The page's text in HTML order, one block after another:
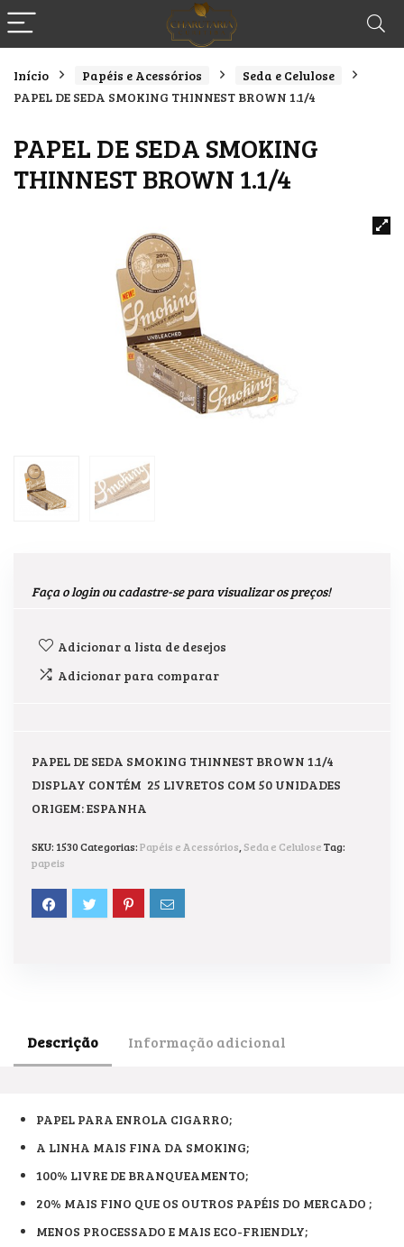
Início Papéis e Acessórios
Seda e Celulose
PAPEL DE SEDA SMOKING THINNEST BROWN 1.1/4
PAPEL DE SEDA SMOKING
THINNEST BROWN 1.1/4
Faça o login ou cadastre-se para visualizar os preços!
Adicionar a lista de desejos
Adicionar para comparar
PAPEL DE SEDA SMOKING THINNEST BROWN 1.1/4
DISPLAY CONTÉM 25 LIVRETOS COM 50 UNIDADES
ORIGEM: ESPANHA
SKU: 1530Categorias:Papéis e Acessórios Seda e CeluloseTag:
papeis
Descrição Informação adicional
PAPEL PARA ENROLA CIGARRO;
A LINHA MAIS FINA DA SMOKING;
100% LIVRE DE BRANQUEAMENTO;
20% MAIS FINO QUE OS OUTROS PAPÉIS DO MERCADO ;
MENOS PROCESSADO E MAIS ECO-FRIENDLY;